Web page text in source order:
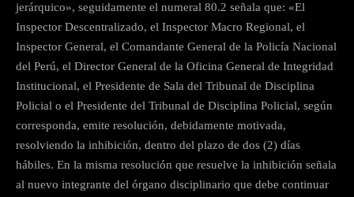
jerárquico», seguidamente el numeral 80.2 señala que: «El
Inspector Descentralizado, el Inspector Macro Regional, el
Inspector General, el Comandante General de la Policía Nacional
del Perú, el Director General de la Oficina General de Integridad
Institucional, el Presidente de Sala del Tribunal de Disciplina
Policial o el Presidente del Tribunal de Disciplina Policial, según
corresponda, emite resolución, debidamente motivada,
resolviendo la inhibición, dentro del plazo de dos (2) días
hábiles. En la misma resolución que resuelve la inhibición señala
al nuevo integrante del órgano disciplinario que debe continuar